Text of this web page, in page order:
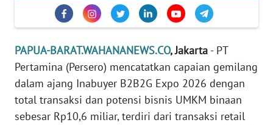
PAPUA-BARAT.WAHANANEWS.CO, Jakarta - PT
Pertamina (Persero) mencatatkan capaian gemilang
dalam ajang Inabuyer B2B2G Expo 2026 dengan
total transaksi dan potensi bisnis UMKM binaan
sebesar Rp10,6 miliar, terdiri dari transaksi retail
MEDIA